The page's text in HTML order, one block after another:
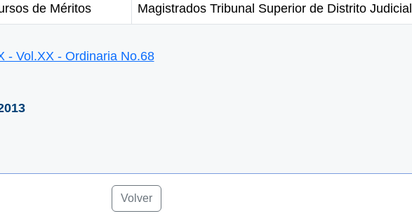
de Méritos Magistrados Tribunal Superior de Distrito Judicial
- Vol.XX - Ordinaria No.68
Volver